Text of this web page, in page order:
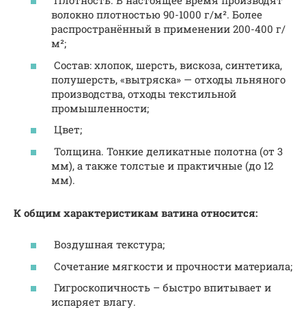
волокно плотностью 90-1000 г/м². Более
распространённый в применении 200-400 г/
м²;
Состав: хлопок, шерсть, вискоза, синтетика,
полушерсть, «вытряска» — отходы льняного
производства, отходы текстильной
промышленности;
Цвет;
Толщина. Тонкие деликатные полотна (от 3
мм), а также толстые и практичные (до 12
мм).
К общим характеристикам ватина относится:
Воздушная текстура;
Сочетание мягкости и прочности материала;
Гигроскопичность – быстро впитывает и
испаряет влагу.